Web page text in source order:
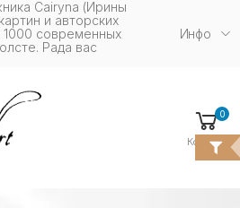
Cairyna (Ирины
и авторских
современных
Рада вас
Инфо
menu
0
Корзина